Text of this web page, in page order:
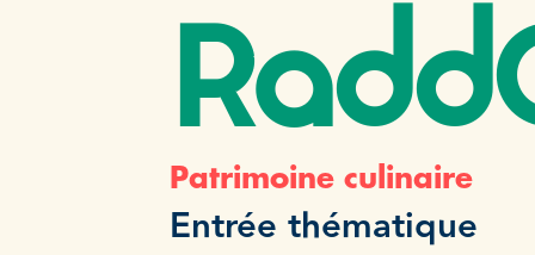
Patrimoine culinaire
Entrée thématique